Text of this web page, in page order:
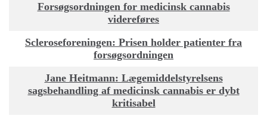
Forsøgsordningen for medicinsk cannabis
videreføres
Scleroseforeningen: Prisen holder patienter fra
forsøgsordningen
Jane Heitmann: Lægemiddelstyrelsens
sagsbehandling af medicinsk cannabis er dybt
kritisabel